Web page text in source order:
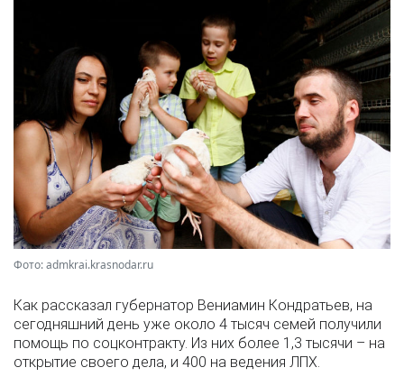
Фото: admkrai.krasnodar.ru
Как рассказал губернатор Вениамин Кондратьев, на
сегодняшний день уже около 4 тысяч семей получили
помощь по соцконтракту. Из них более 1,3 тысячи – на
открытие своего дела, и 400 на ведения ЛПХ.